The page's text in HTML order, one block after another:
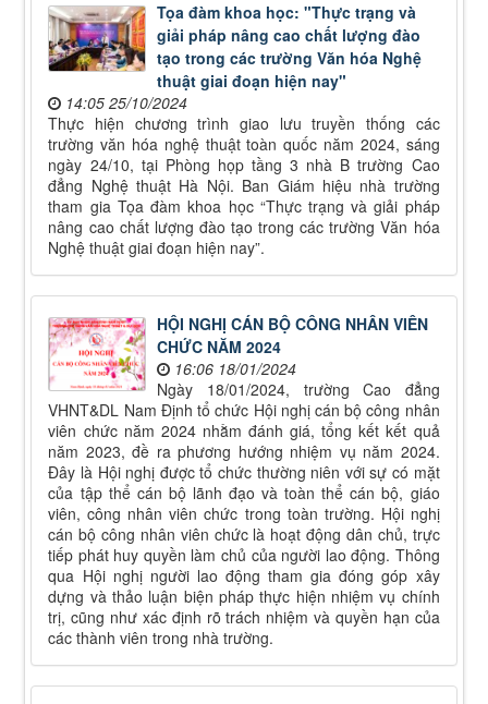
Tọa đàm khoa học: "Thực trạng và
giải pháp nâng cao chất lượng đào
tạo trong các trường Văn hóa Nghệ
thuật giai đoạn hiện nay"
14:05 25/10/2024
Thực hiện chương trình giao lưu truyền thống các
trường văn hóa nghệ thuật toàn quốc năm 2024, sáng
ngày 24/10, tại Phòng họp tầng 3 nhà B trường Cao
đẳng Nghệ thuật Hà Nội. Ban Giám hiệu nhà trường
tham gia Tọa đàm khoa học “Thực trạng và giải pháp
nâng cao chất lượng đào tạo trong các trường Văn hóa
Nghệ thuật giai đoạn hiện nay”.
HỘI NGHỊ CÁN BỘ CÔNG NHÂN VIÊN
CHỨC NĂM 2024
16:06 18/01/2024
Ngày 18/01/2024, trường Cao đẳng
VHNT&DL Nam Định tổ chức Hội nghị cán bộ công nhân
viên chức năm 2024 nhằm đánh giá, tổng kết kết quả
năm 2023, đề ra phương hướng nhiệm vụ năm 2024.
Đây là Hội nghị được tổ chức thường niên với sự có mặt
của tập thể cán bộ lãnh đạo và toàn thể cán bộ, giáo
viên, công nhân viên chức trong toàn trường. Hội nghị
cán bộ công nhân viên chức là hoạt động dân chủ, trực
tiếp phát huy quyền làm chủ của người lao động. Thông
qua Hội nghị người lao động tham gia đóng góp xây
dựng và thảo luận biện pháp thực hiện nhiệm vụ chính
trị, cũng như xác định rõ trách nhiệm và quyền hạn của
các thành viên trong nhà trường.